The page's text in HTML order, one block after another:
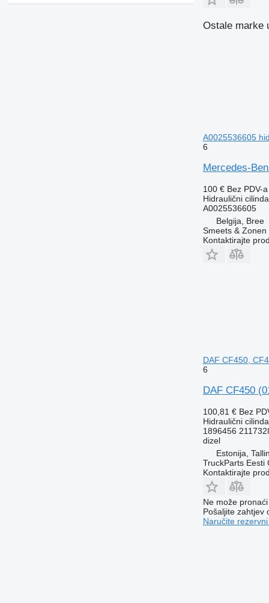
Ostale marke
A0025536605
6
Mercedes-
100 € Bez PDV-a
Hidraulični
A0025536605
Belgija, Bree
Smeets & Zonen
Kontaktirajte
DAF CF450,
6
DAF CF450
100,81 € Bez
Hidraulični
1896456
dizel
Estonija,
TruckParts Eesti
Kontaktirajte
Ne može
Pošaljite zahtjev
Naručite